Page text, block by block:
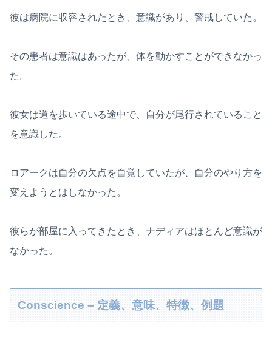
彼は病院に収容されたとき、意識があり、警戒していた。
その患者は意識はあったが、体を動かすことができなかっ
た。
彼女は道を歩いている途中で、自分が尾行されていること
を意識した。
ロアークは自分の欠点を自覚していたが、自分のやり方を
変えようとはしなかった。
彼らが部屋に入ってきたとき、ナディアはほとんど意識が
なかった。
Conscience – 定義、意味、特徴、例題